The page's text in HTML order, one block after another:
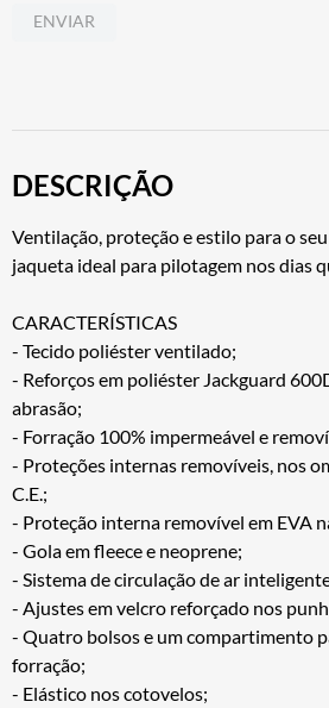
ENVIAR
DESCRIÇÃO
Ventilação, proteção e estilo para o
jaqueta ideal para pilotagem nos dias
CARACTERÍSTICAS
- Tecido poliéster ventilado;
- Reforços em poliéster Jackguard
abrasão;
- Forração 100% impermeável e
- Proteções internas removíveis, nos
C.E.;
- Proteção interna removível em EVA
- Gola em fleece e neoprene;
- Sistema de circulação de ar
- Ajustes em velcro reforçado nos
- Quatro bolsos e um compartimento
forração;
- Elástico nos cotovelos;